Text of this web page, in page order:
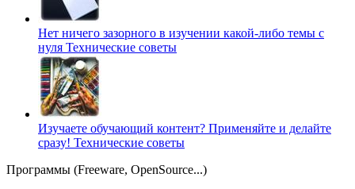
Нет ничего зазорного в изучении какой-либо темы с
нуля Технические советы
Изучаете обучающий контент? Применяйте и делайте
сразу! Технические советы
Программы (Freeware, OpenSource...)